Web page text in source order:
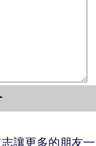
讓更多的朋友一